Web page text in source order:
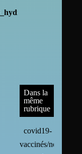
Dans la
même
rubrique
covid19-
vaccinés/non